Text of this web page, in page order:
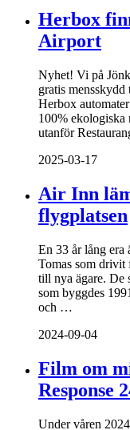
Herbox
Airport
Nyhet! Vi på
gratis mensskydd
Herbox
100% ekologiska
utanför
2025-03-17
Air Inn
flygplatsen
En 33 år lång era
Tomas som drivit
till nya ägare. De
som byggdes
och …
2024-09-04
Film om
Response
Under våren